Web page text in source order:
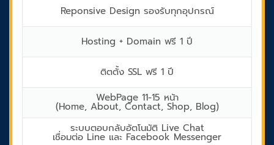
Reponsive Design รองรับทุกอุปกรณ์
Hosting + Domain ฟรี 1 ปี
ติตตั้ง SSL ฟรี 1 ปี
WebPage 11-15 หน้า
(Home, About, Contact, Shop, Blog)
ระบบตอบกลับอัตโนมัติ Live Chat
เชื่อมต่อ Line และ Facebook Messenger